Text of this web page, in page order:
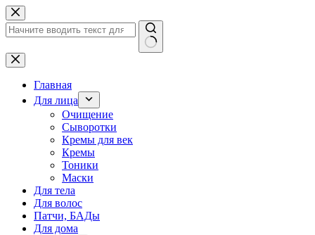
Перейти
к
сути
Ничего
не
найденоГлавная
Для лица
Очищение
Сыворотки
Кремы для век
Кремы
Тоники
Маски
Для тела
Для волос
Патчи, БАДы
Для дома